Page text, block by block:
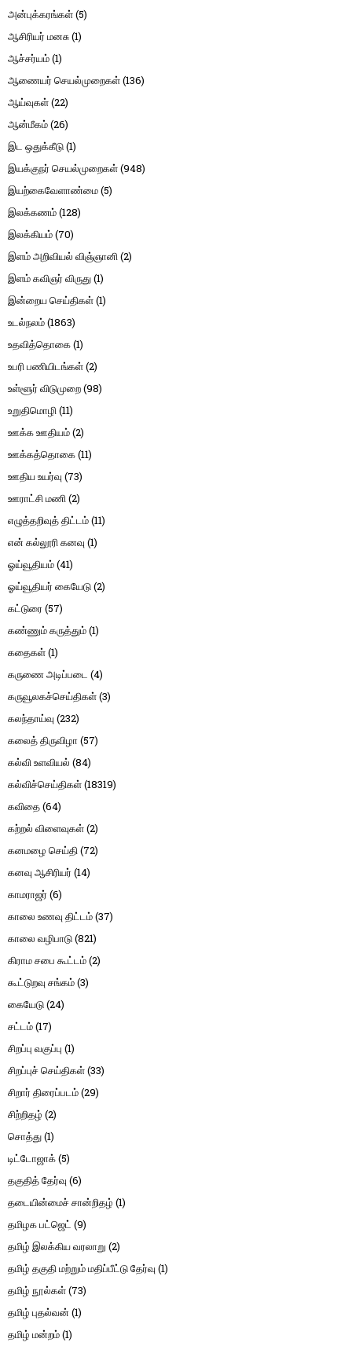
அன்புக்கரங்கள்(5)
ஆசிரியர் மனசு(1)
ஆச்சர்யம்(1)
ஆணையர் செயல்முறைகள்(136)
ஆய்வுகள்(22)
ஆன்மீகம்(26)
இட ஒதுக்கீடு(1)
இயக்குநர் செயல்முறைகள்(948)
இயற்கைவேளாண்மை(5)
இலக்கணம்(128)
இலக்கியம்(70)
இளம் அறிவியல் விஞ்ஞானி (2)
இளம் கவிஞர் விருது(1)
இன்றைய செய்திகள்(1)
உடல்நலம்(1863)
உதவித்தொகை(1)
உபரி பணியிடங்கள்(2)
உள்ளூர் விடுமுறை(98)
உறுதிமொழி (11)
ஊக்க ஊதியம்(2)
ஊக்கத்தொகை(11)
ஊதிய உயர்வு (73)
ஊராட்சி மணி (2)
எழுத்தறிவுத் திட்டம்(11)
என் கல்லூரி கனவு (1)
ஓய்வூதியம்(41)
ஓய்வூதியர் கையேடு(2)
கட்டுரை (57)
கண்ணும் கருத்தும்(1)
கதைகள்(1)
கருணை அடிப்படை (4)
கருவூலகச்செய்திகள்(3)
கலந்தாய்வு (232)
கலைத் திருவிழா (57)
கல்வி உளவியல் (84)
கல்விச்செய்திகள்(18319)
கவிதை(64)
கற்றல் விளைவுகள்(2)
கனமழை செய்தி (72)
கனவு ஆசிரியர் (14)
காமராஜர் (6)
காலை உணவு திட்டம்(37)
காலை வழிபாடு(821)
கிராம சபை கூட்டம்(2)
கூட்டுறவு சங்கம்(3)
கையேடு(24)
சட்டம்(17)
சிறப்பு வகுப்பு (1)
சிறப்புச் செய்திகள்(33)
சிறார் திரைப்படம்(29)
சிற்றிதழ் (2)
சொத்து(1)
டிட்டோஜாக்(5)
தகுதித் தேர்வு (6)
தடையின்மைச் சான்றிதழ் (1)
தமிழக பட்ஜெட் (9)
தமிழ் இலக்கிய வரலாறு (2)
தமிழ் தகுதி மற்றும் மதிப்பீட்டு தேர்வு (1)
தமிழ் நூல்கள்(73)
தமிழ் புதல்வன் (1)
தமிழ் மன்றம்(1)